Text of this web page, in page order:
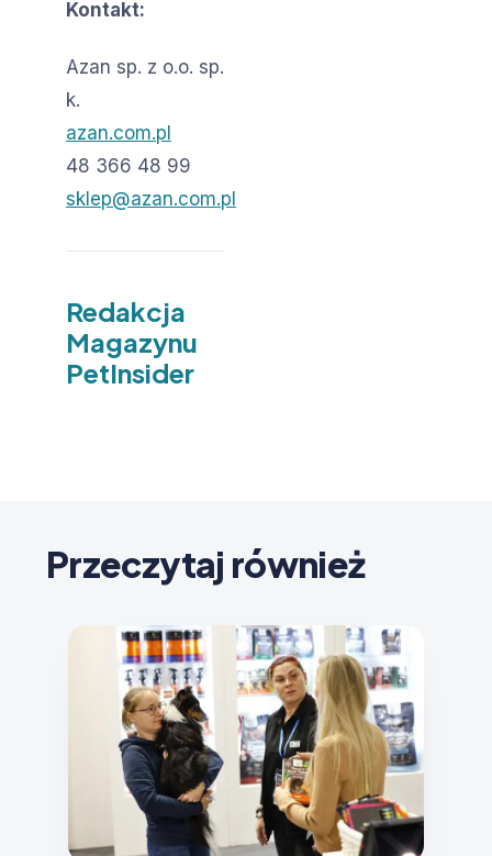
Kontakt:
Azan sp. z o.o. sp.
k.
azan.com.pl
48 366 48 99
sklep@azan.com.pl
Redakcja
Magazynu
PetInsider
Przeczytaj również